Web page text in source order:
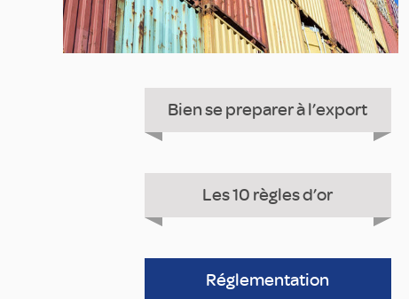
Bien se preparer à l’export
Les 10 règles d’or
Réglementation